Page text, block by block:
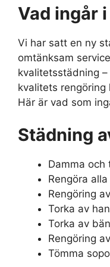
Vad ingår
Vi har satt en ny
omtänksam
kvalitetsstädning
kvalitets rengöring
Här är vad som
Städning
Damma och
Rengöra
Rengöring
Torka av
Torka av
Rengöring
Tömma